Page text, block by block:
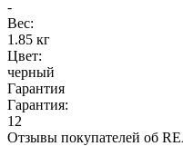
-
Вес:
1.85 кг
Цвет:
черный
Гарантия
Гарантия:
12
Отзывы покупателей об